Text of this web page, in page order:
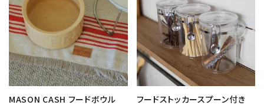
MASON CASH フードボウル
フードストッカースプーン付き